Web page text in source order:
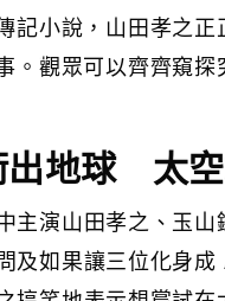
記小說，山田孝之
。觀眾可以齊齊窺
地球 太空
主演山田孝之、玉
及如果讓三位化身